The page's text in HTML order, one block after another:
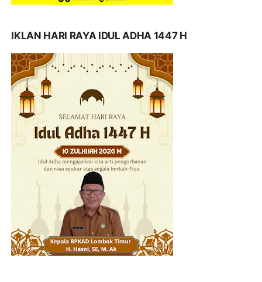
IKLAN HARI RAYA IDUL ADHA 1447 H